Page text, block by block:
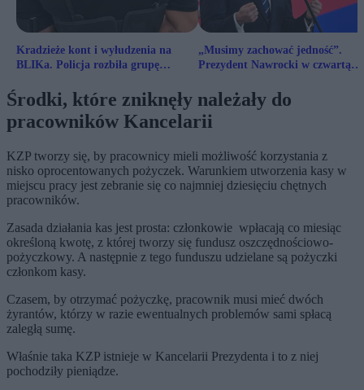
Kradzieże kont i wyłudzenia na
BLIKa. Policja rozbiła grupę
„Musimy zachować jedność”.
Prezydent Nawrocki w czwartą
Środki, które zniknęły należały do
pracowników Kancelarii
KZP tworzy się, by pracownicy mieli możliwość korzystania z
nisko oprocentowanych pożyczek. Warunkiem utworzenia kasy w
miejscu pracy jest zebranie się co najmniej dziesięciu chętnych
pracowników.
Zasada działania kas jest prosta: członkowie wpłacają co miesiąc
określoną kwotę, z której tworzy się fundusz oszczędnościowo-
pożyczkowy. A następnie z tego funduszu udzielane są pożyczki
członkom kasy.
Czasem, by otrzymać pożyczkę, pracownik musi mieć dwóch
żyrantów, którzy w razie ewentualnych problemów sami spłacą
zaległą sumę.
Właśnie taka KZP istnieje w Kancelarii Prezydenta i to z niej
pochodziły pieniądze.